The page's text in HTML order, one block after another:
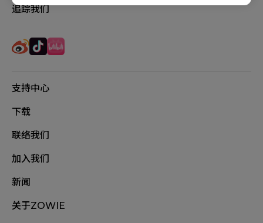
追踪我们
支持中心
下载
联络我们
加入我们
新闻
关于ZOWIE